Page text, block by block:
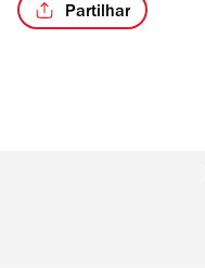
Partilhar